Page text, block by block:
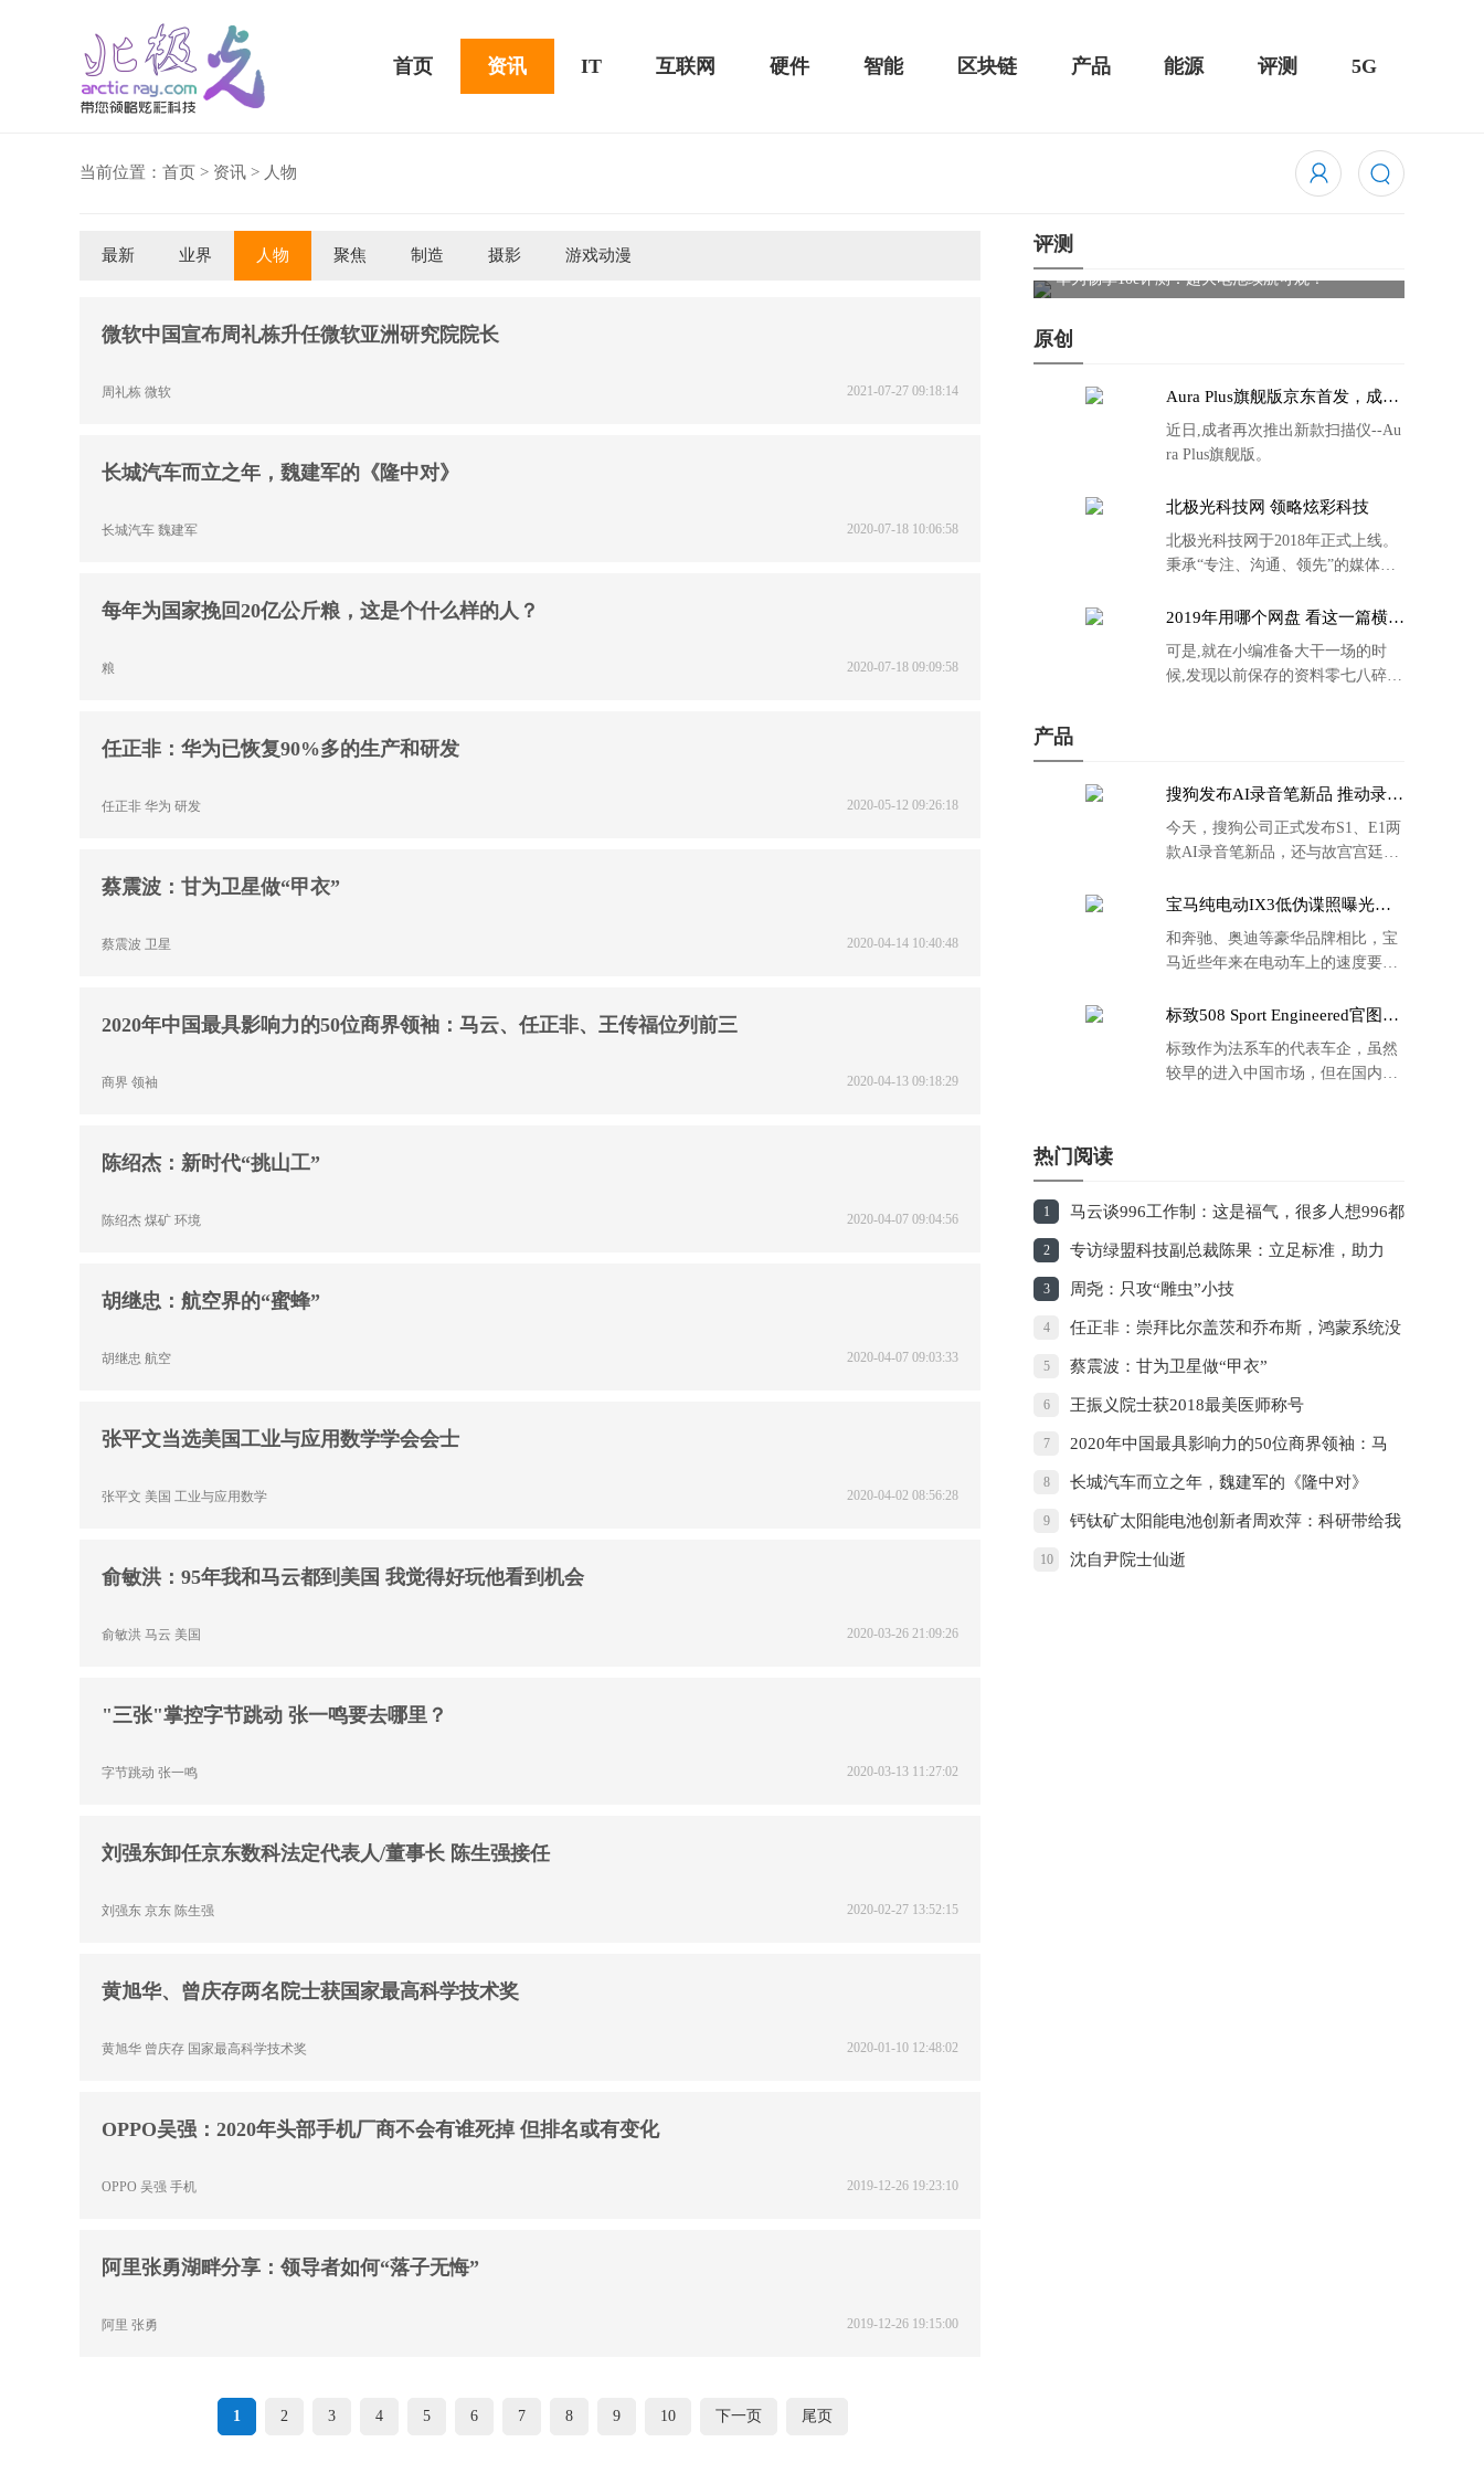
首页 资讯 IT 互联网 硬件 智能 区块链 产品 能源 评测 5G
当前位置： 首页 > 资讯 > 人物
最新 业界 人物 聚焦 制造 摄影 游戏动漫
微软中国宣布周礼栋升任微软亚洲研究院院长
2021-07-27 09:18:14
周礼栋 微软
长城汽车而立之年，魏建军的《隆中对》
2020-07-18 10:06:58
长城汽车 魏建军
每年为国家挽回20亿公斤粮，这是个什么样的人？
2020-07-18 09:09:58
粮
任正非：华为已恢复90%多的生产和研发
2020-05-12 09:26:18
任正非 华为 研发
蔡震波：甘为卫星做“甲衣”
2020-04-14 10:40:48
蔡震波 卫星
2020年中国最具影响力的50位商界领袖：马云、任正非、王传福位列前三
2020-04-13 09:18:29
商界 领袖
陈绍杰：新时代“挑山工”
2020-04-07 09:04:56
陈绍杰 煤矿 环境
胡继忠：航空界的“蜜蜂”
2020-04-07 09:03:33
胡继忠 航空
张平文当选美国工业与应用数学学会会士
2020-04-02 08:56:28
张平文 美国 工业与应用数学
俞敏洪：95年我和马云都到美国 我觉得好玩他看到机会
2020-03-26 21:09:26
俞敏洪 马云 美国
"三张"掌控字节跳动 张一鸣要去哪里？
2020-03-13 11:27:02
字节跳动 张一鸣
刘强东卸任京东数科法定代表人/董事长 陈生强接任
2020-02-27 13:52:15
刘强东 京东 陈生强
黄旭华、曾庆存两名院士获国家最高科学技术奖
2020-01-10 12:48:02
黄旭华 曾庆存 国家最高科学技术奖
OPPO吴强：2020年头部手机厂商不会有谁死掉 但排名或有变化
2019-12-26 19:23:10
OPPO 吴强 手机
阿里张勇湖畔分享：领导者如何“落子无悔”
2019-12-26 19:15:00
阿里 张勇
1 2 3 4 5 6 7 8 9 10 下一页 尾页
评测
华为畅享10e评测：超大电池续航可观！
原创
Aura Plus旗舰版京东首发，成者
近日,成者再次推出新款扫描仪--Au
ra Plus旗舰版。
北极光科技网 领略炫彩科技
北极光科技网于2018年正式上线。
秉承“专注、沟通、领先”的媒体理
2019年用哪个网盘 看这一篇横评
可是,就在小编准备大干一场的时
候,发现以前保存的资料零七八碎,
产品
搜狗发布AI录音笔新品 推动录音
今天，搜狗公司正式发布S1、E1两
款AI录音笔新品，还与故宫宫廷文
的故宫宫廷联名款。
宝马纯电动IX3低伪谍照曝光：
和奔驰、奥迪等豪华品牌相比，宝
马近些年来在电动车上的速度要慢
标致508 Sport Engineered官图发
标致作为法系车的代表车企，虽然
较早的进入中国市场，但在国内的
热门阅读
1 马云谈996工作制：这是福气，很多人想996都
没机会
2 专访绿盟科技副总裁陈果：立足标准，助力
5G时代安全生态构建
3 周尧：只攻“雕虫”小技
4 任正非：崇拜比尔盖茨和乔布斯，鸿蒙系统没
打算用在手机上
5 蔡震波：甘为卫星做“甲衣”
6 王振义院士获2018最美医师称号
7 2020年中国最具影响力的50位商界领袖：马
云、任正非、王传福位列前三
8 长城汽车而立之年，魏建军的《隆中对》
9 钙钛矿太阳能电池创新者周欢萍：科研带给我
无穷的乐趣
10 沈自尹院士仙逝